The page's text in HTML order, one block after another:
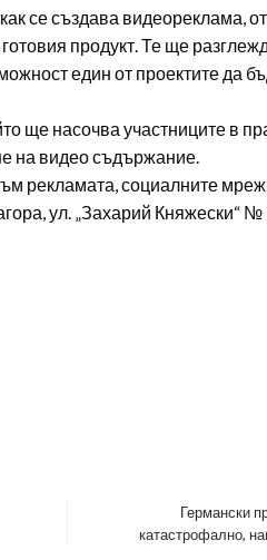
се създава видеореклама,
продукт. Те ще
един от проектите да
ще насочва участниците в
на видео съдържание.
рекламата, социалните
ул. „Захарий Княжески“ №
Германски
катастрофално,